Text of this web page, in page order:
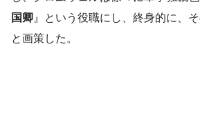
国卿 』という役職にし、終身的に、
と画策した。